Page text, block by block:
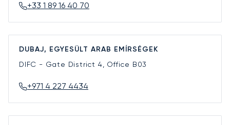
+33 1 89 16 40 70
DUBAJ, EGYESÜLT ARAB EMÍRSÉGEK
DIFC - Gate District 4, Office B03
+971 4 227 4434